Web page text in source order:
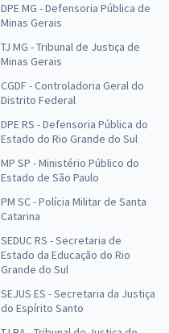
DPE MG - Defensoria Pública de
Minas Gerais
TJ MG - Tribunal de Justiça de
Minas Gerais
CGDF - Controladoria Geral do
Distrito Federal
DPE RS - Defensoria Pública do
Estado do Rio Grande do Sul
MP SP - Ministério Público do
Estado de São Paulo
PM SC - Polícia Militar de Santa
Catarina
SEDUC RS - Secretaria de
Estado da Educação do Rio
Grande do Sul
SEJUS ES - Secretaria da Justiça
do Espírito Santo